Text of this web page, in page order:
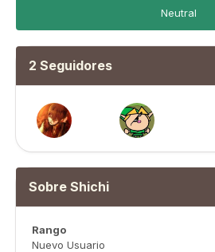
Neutral
2 Seguidores
Sobre Shichi
Rango
Nuevo Usuario